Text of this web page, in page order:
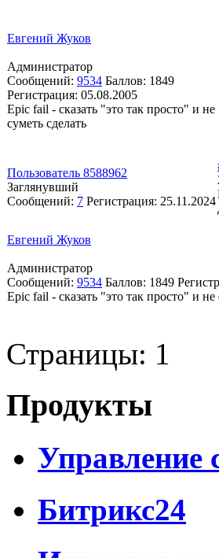
Евгений Жуков
Администратор
Сообщений: 9534 Баллов: 1849
Регистрация: 05.08.2005
Epic fail - сказать "это так просто" и не
суметь сделать
Пользователь 8588962
Заглянувший
Сообщений: 7 Регистрация: 25.11.2024
Евгений Жуков
Администратор
Сообщений: 9534 Баллов: 1849
Epic fail - сказать "это так просто" и не
Страницы: 1
Продукты
Управление
Битрикс24